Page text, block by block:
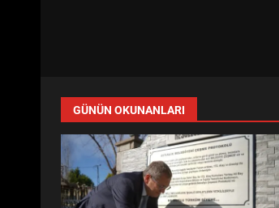
GÜNÜN OKUNANLARI